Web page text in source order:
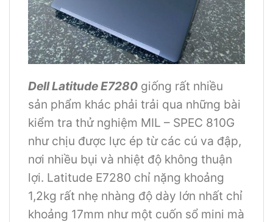
Dell Latitude E7280 giống rất nhiều
sản phẩm khác phải trải qua những bài
kiểm tra thử nghiệm MIL – SPEC 810G
như chịu được lực ép từ các cú va đập,
nơi nhiều bụi và nhiệt độ không thuận
lợi. Latitude E7280 chỉ nặng khoảng
1,2kg rất nhẹ nhàng độ dày lớn nhất chỉ
khoảng 17mm như một cuốn sổ mini mà